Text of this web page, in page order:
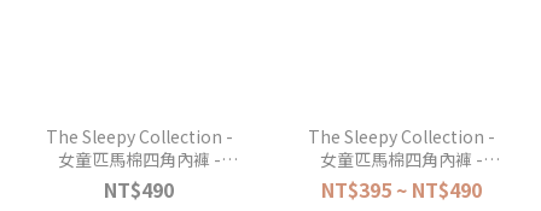
The Sleepy Collection -
女童匹馬棉四角內褲 -
Perfect Grey
NT$490
The Sleepy Collection -
女童匹馬棉四角內褲 -
Rust
NT$395 ~ NT$490